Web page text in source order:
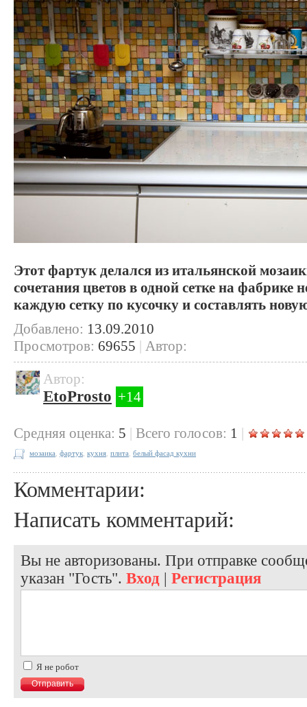
Этот фартук делался из итальянской
сочетания цветов в одной сетке на
каждую сетку по кусочку и составлять
Добавлено: 13.09.2010
Просмотров: 69655 | Автор:
Автор:
EtoProsto +14
Cредняя оценка: 5 | Всего голосов: 1 |
мозаика фартук кухня плита белый фасад кухни
Комментарии:
Написать комментарий:
Вы не авторизованы. При отправке
указан "Гость". Вход | Регистрация
Я не робот